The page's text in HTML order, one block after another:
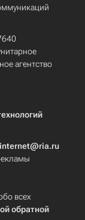
агентство
всех
обратной